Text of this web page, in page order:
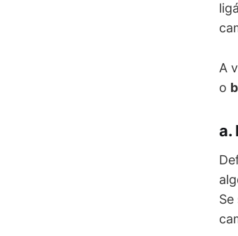
A
o
a.